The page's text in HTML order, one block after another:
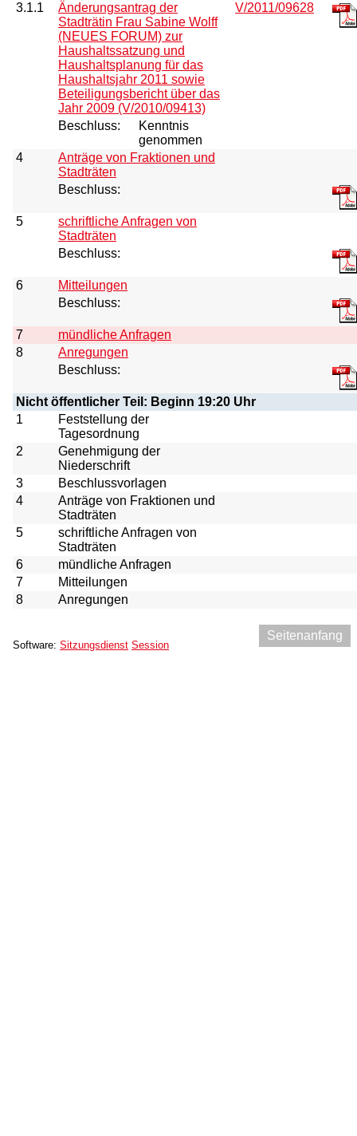
3.1.1
Änderungsantrag der
Stadträtin Frau Sabine Wolff
(NEUES FORUM) zur
Haushaltssatzung und
Haushaltsplanung für das
Haushaltsjahr 2011 sowie
Beteiligungsbericht über das
Jahr 2009 (V/2010/09413)
V/2011/09628
Beschluss:
Kenntnis
genommen
4
Anträge von Fraktionen und
Stadträten
Beschluss:
5
schriftliche Anfragen von
Stadträten
Beschluss:
6
Mitteilungen
Beschluss:
7
mündliche Anfragen
8
Anregungen
Beschluss:
Nicht öffentlicher Teil: Beginn 19:20 Uhr
1
Feststellung der
Tagesordnung
2
Genehmigung der
Niederschrift
3
Beschlussvorlagen
4
Anträge von Fraktionen und
Stadträten
5
schriftliche Anfragen von
Stadträten
6
mündliche Anfragen
7
Mitteilungen
8
Anregungen
Seitenanfang
Software: Sitzungsdienst Session